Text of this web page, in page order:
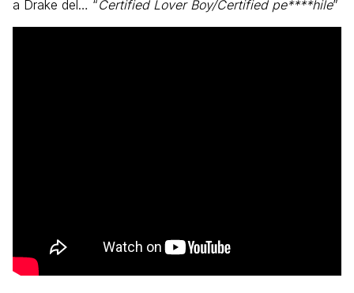
a Drake del… “Certified Lover Boy/Certified pe****hile”